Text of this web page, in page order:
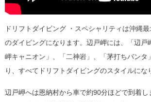
ドリフトダイビング ・スペシャリティは沖縄
のダイビングになります。辺戸岬には、「辺戸
岬キャニオン」、「二神岩」、「茅打ちバンタ
り、すべてドリフトダイビングのスタイルにな
辺戸岬へは恩納村から車で約90分ほどで到着し